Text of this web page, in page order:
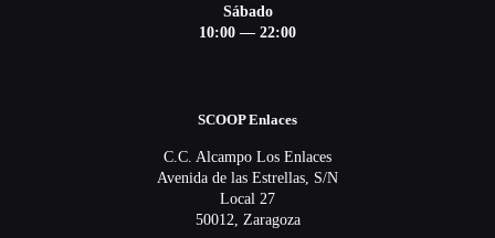
Sábado
10:00 — 22:00
SCOOP Enlaces
C.C. Alcampo Los Enlaces
Avenida de las Estrellas, S/N
Local 27
50012, Zaragoza